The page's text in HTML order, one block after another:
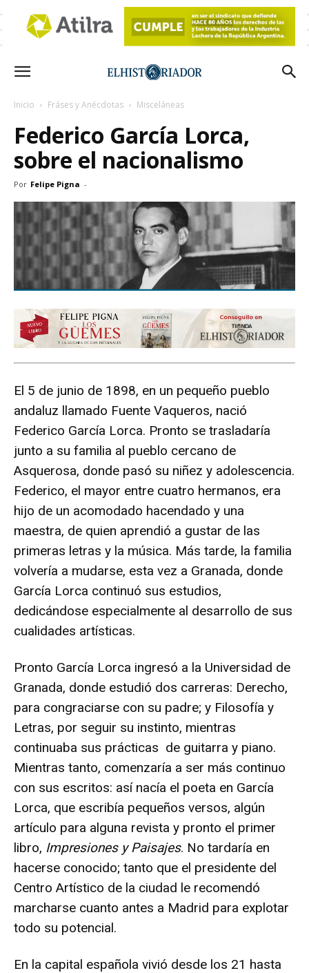
Inicio Fráses y Anécdotas Misceláneas
Federico García Lorca,
sobre el nacionalismo
Por Felipe Pigna -
El 5 de junio de 1898, en un pequeño pueblo
andaluz llamado Fuente Vaqueros, nació
Federico García Lorca. Pronto se trasladaría
junto a su familia al pueblo cercano de
Asquerosa, donde pasó su niñez y adolescencia.
Federico, el mayor entre cuatro hermanos, era
hijo de un acomodado hacendado y una
maestra, de quien aprendió a gustar de las
primeras letras y la música. Más tarde, la familia
volvería a mudarse, esta vez a Granada, donde
García Lorca continuó sus estudios,
dedicándose especialmente al desarrollo de sus
cualidades artísticas.
Pronto García Lorca ingresó a la Universidad de
Granada, donde estudió dos carreras: Derecho,
para congraciarse con su padre; y Filosofía y
Letras, por seguir su instinto, mientras
continuaba sus prácticas de guitarra y piano.
Mientras tanto, comenzaría a ser más continuo
con sus escritos: así nacía el poeta en García
Lorca, que escribía pequeños versos, algún
artículo para alguna revista y pronto el primer
libro, Impresiones y Paisajes. No tardaría en
hacerse conocido; tanto que el presidente del
Centro Artístico de la ciudad le recomendó
marcharse cuanto antes a Madrid para explotar
todo su potencial.
En la capital española vivió desde los 21 hasta